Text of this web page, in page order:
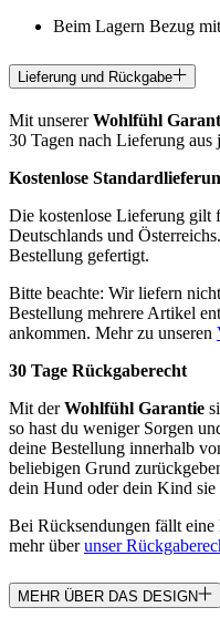
Beim Lagern Bezug
Lieferung und Rückgabe
Mit unsererWohlfühl
30 Tagen nach Lieferung
Kostenlose
Die kostenlose Lieferung gilt
Deutschlands und
Bestellung gefertigt.
Bitte beachte: Wir liefern
Bestellung mehrere Artikel
ankommen. Mehr zu unseren
30 Tage Rückgaberecht
Mit derWohlfühl Garantie
so hast du weniger Sorgen
deine Bestellung innerhalb
beliebigen Grund
dein Hund oder dein Kind sie
Bei Rücksendungen fällt
mehr überunser
MEHR ÜBER DAS DESIGN